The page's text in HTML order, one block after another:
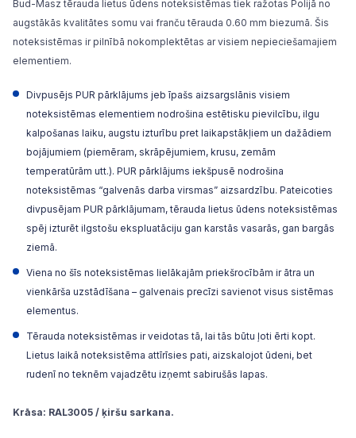
Bud-Masz tērauda lietus ūdens noteksistēmas tiek ražotas Polijā no
augstākās kvalitātes somu vai franču tērauda 0.60 mm biezumā. Šis
noteksistēmas ir pilnībā nokomplektētas ar visiem nepieciešamajiem
elementiem.
Divpusējs PUR pārklājums jeb īpašs aizsargslānis visiem
noteksistēmas elementiem nodrošina estētisku pievilcību, ilgu
kalpošanas laiku, augstu izturību pret laikapstākļiem un dažādiem
bojājumiem (piemēram, skrāpējumiem, krusu, zemām
temperatūrām utt.). PUR pārklājums iekšpusē nodrošina
noteksistēmas “galvenās darba virsmas” aizsardzību. Pateicoties
divpusējam PUR pārklājumam, tērauda lietus ūdens noteksistēmas
spēj izturēt ilgstošu ekspluatāciju gan karstās vasarās, gan bargās
ziemā.
Viena no šīs noteksistēmas lielākajām priekšrocībām ir ātra un
vienkārša uzstādīšana – galvenais precīzi savienot visus sistēmas
elementus.
Tērauda noteksistēmas ir veidotas tā, lai tās būtu ļoti ērti kopt.
Lietus laikā noteksistēma attīrīsies pati, aizskalojot ūdeni, bet
rudenī no teknēm vajadzētu izņemt sabirušās lapas.
Krāsa: RAL3005 / ķiršu sarkana.